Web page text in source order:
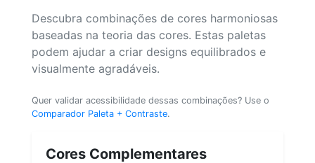
Descubra combinações de cores harmoniosas
baseadas na teoria das cores. Estas paletas
podem ajudar a criar designs equilibrados e
visualmente agradáveis.
Quer validar acessibilidade dessas combinações? Use o
Comparador Paleta + Contraste.
Cores Complementares